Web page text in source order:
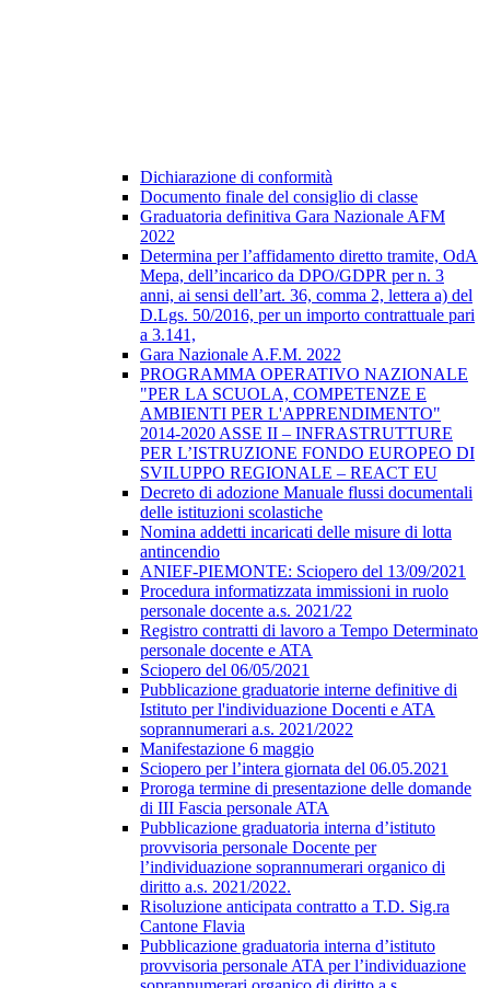
Dichiarazione di conformità
Documento finale del consiglio di classe
Graduatoria definitiva Gara Nazionale AFM
2022
Determina per l’affidamento diretto tramite, OdA
Mepa, dell’incarico da DPO/GDPR per n. 3
anni, ai sensi dell’art. 36, comma 2, lettera a) del
D.Lgs. 50/2016, per un importo contrattuale pari
a 3.141,
Gara Nazionale A.F.M. 2022
PROGRAMMA OPERATIVO NAZIONALE
"PER LA SCUOLA, COMPETENZE E
AMBIENTI PER L'APPRENDIMENTO"
2014-2020 ASSE II – INFRASTRUTTURE
PER L’ISTRUZIONE FONDO EUROPEO DI
SVILUPPO REGIONALE – REACT EU
Decreto di adozione Manuale flussi documentali
delle istituzioni scolastiche
Nomina addetti incaricati delle misure di lotta
antincendio
ANIEF-PIEMONTE: Sciopero del 13/09/2021
Procedura informatizzata immissioni in ruolo
personale docente a.s. 2021/22
Registro contratti di lavoro a Tempo Determinato
personale docente e ATA
Sciopero del 06/05/2021
Pubblicazione graduatorie interne definitive di
Istituto per l'individuazione Docenti e ATA
soprannumerari a.s. 2021/2022
Manifestazione 6 maggio
Sciopero per l’intera giornata del 06.05.2021
Proroga termine di presentazione delle domande
di III Fascia personale ATA
Pubblicazione graduatoria interna d’istituto
provvisoria personale Docente per
l’individuazione soprannumerari organico di
diritto a.s. 2021/2022.
Risoluzione anticipata contratto a T.D. Sig.ra
Cantone Flavia
Pubblicazione graduatoria interna d’istituto
provvisoria personale ATA per l’individuazione